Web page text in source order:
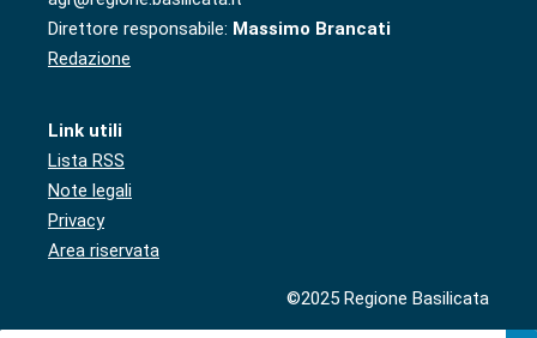
Direttore responsabile: Massimo Brancati
Redazione
Link utili
Lista RSS
Note legali
Privacy
Area riservata
©2025 Regione Basilicata